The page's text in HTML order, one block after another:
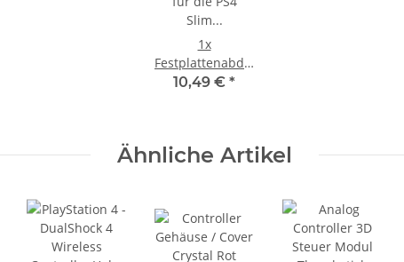
1x
Festplattenabdeckung
HDD Abdeckung
CUH22xx
10,49 € *
Ähnliche Artikel